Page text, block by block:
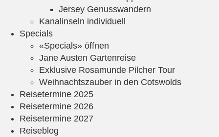
Jersey Genusswandern
Kanalinseln individuell
Specials
«Specials» öffnen
Jane Austen Gartenreise
Exklusive Rosamunde Pilcher Tour
Weihnachtszauber in den Cotswolds
Reisetermine 2025
Reisetermine 2026
Reisetermine 2027
Reiseblog